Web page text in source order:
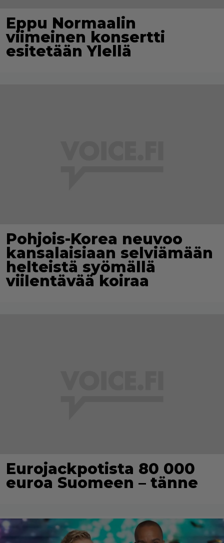
Eppu Normaalin
viimeinen konsertti
esitetään Ylellä
Pohjois-Korea neuvoo
kansalaisiaan selviämään
helteistä syömällä
viilentävää koiraa
Eurojackpotista 80 000
euroa Suomeen – tänne